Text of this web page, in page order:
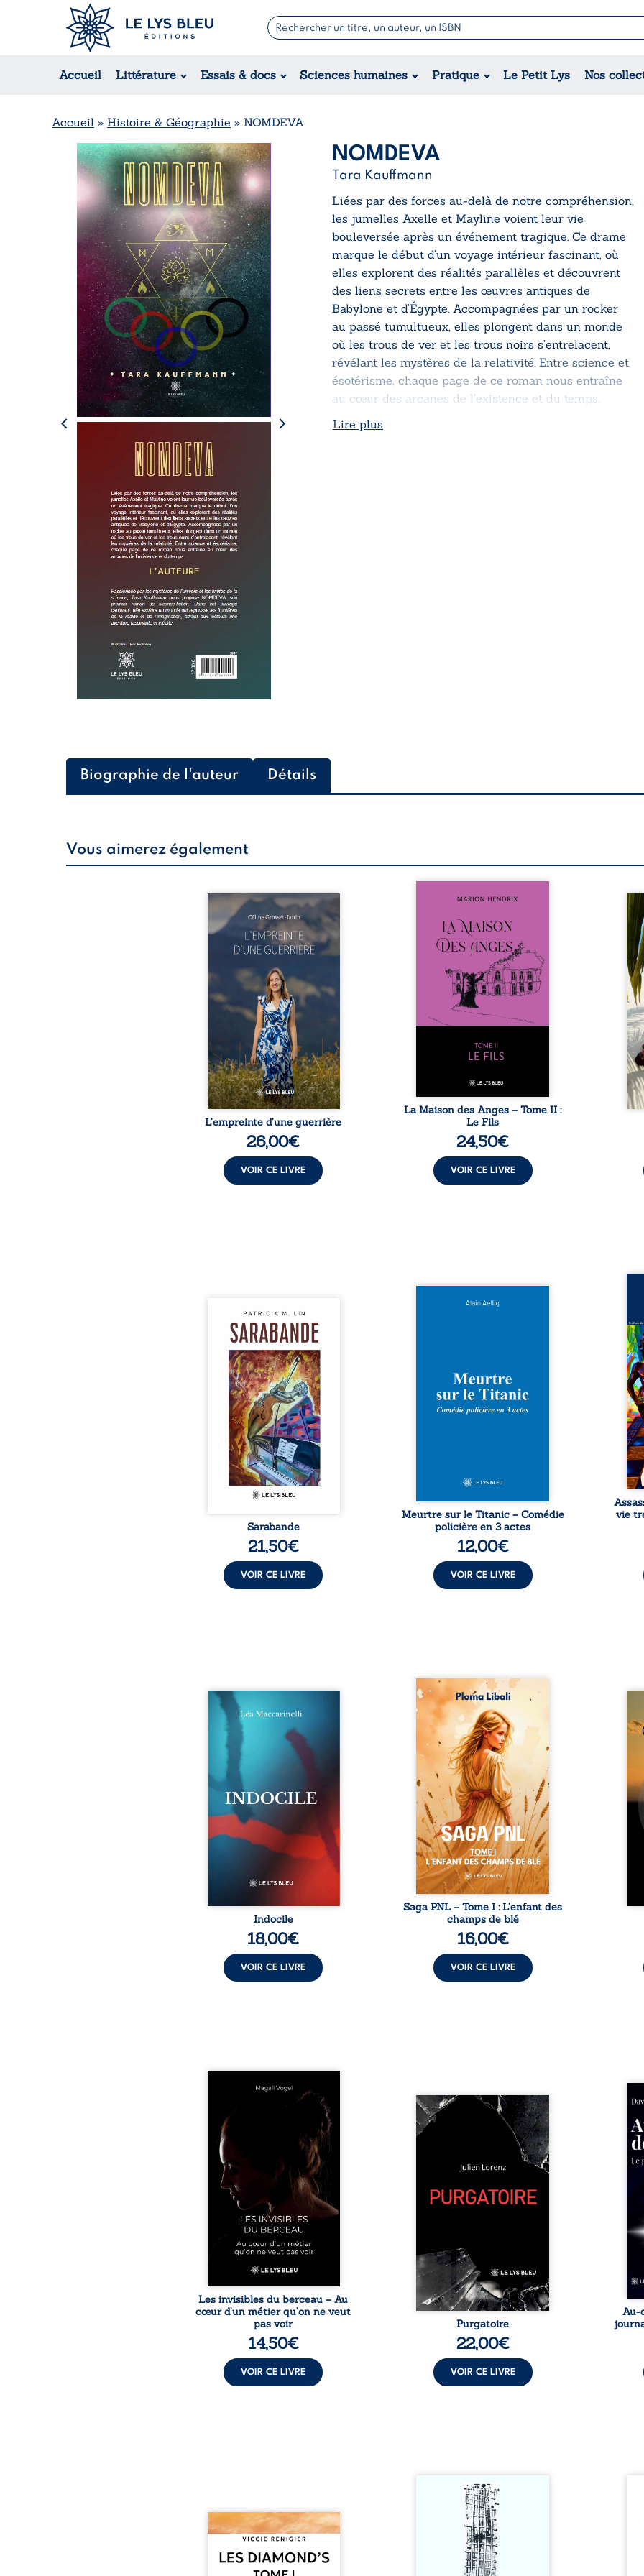
Accueil Littérature Essais & docs Sciences humaines Pratique Le Petit Lys Nos
Romans
Suspense / Thriller / Policier
Romance
Jeunesse
Théâtre
Accueil » Histoire & Géographie » NOMDEVA
NOMDEVA
Tara Kauffmann
Liées par des forces au-delà de notre compréhension,
les jumelles Axelle et Mayline voient leur vie
bouleversée après un événement tragique. Ce drame
marque le début d’un voyage intérieur fascinant, où
elles explorent des réalités parallèles et découvrent
des liens secrets entre les œuvres antiques de
Babylone et d’Égypte. Accompagnées par un rocker
au passé tumultueux, elles plongent dans un monde
où les trous de ver et les trous noirs s’entrelacent,
révélant les mystères de la relativité. Entre science et
ésotérisme, chaque page de ce roman nous entraîne
au cœur des arcanes de l’existence et du temps.
Lire plus
Biographie de l'auteur Détails
Vous aimerez également
Que reste-t-il de l’enfance
lorsque la maladie impose ses
propres règles ? L’empreinte
d’une guerrière livre, sans
détour, le récit d’un quotidien
bouleversé par la maladie
chronique, l’errance médicale
et de longues hospitalisations.
L’auteure y raconte ce que les
dossiers médicaux taisent : la
peur, l’isolement, l’épuisement
et le sentiment de ne pas ...
L’empreinte d’une guerrière
26,00€
VOIR CE LIVRE
Nous sommes en 1979, soit 15
patriarche Anatole-Eustache.
La famille devra affronter non
seulement un inconnu qui rôde
autour du domaine et dont
Firmin, le fidèle majordome,
redoute les visites, le passé
encombrant d’Anatole-
Eustache, la malédiction
familiale, mais aussi la toute-
comment dompter cet enfant
avant qu’il ...
La Maison des Anges – Tome II :
Le Fils
24,50€
VOIR CE LIVRE
Au
eux,
Aux chants crépitants de l’été,
Sous le silence ouaté de la
neige en hiver, Au cours de
nuits pâles, Dans la clarté
bienveillante de la lune, Rêves,
pensées, révoltes et espoirs…
Des mots s’assemblent, colorés,
rebelles aux règles de la
poésie, mais chantant en
rythme. Ils forment une
sarabande, passionnée souvent,
Sarabande
21,50€
VOIR CE LIVRE
Et si le naufrage n’avait pas
les profondeurs de l’Atlantique.
Sept décennies plus tard, la
découverte de l’épave fait
resurgir un secret que l’on
Meurtre sur le Titanic – Comédie
policière en 3 actes
12,00€
VOIR CE LIVRE
La
de
qui
vie
Quatre parties. Quatre refus.
Quatre visages d’une existence
en friction. Entre les silences
qu’on ne déchiffre pas, les
amours qu’on dérange, les
corps qu’on administre et les
liens qu’on sabote, cet ouvrage
parle à celles et ceux qui
vivent trop fort, trop vrai, trop
tôt. Indocile est une traversée.
Une langue nue. Une
insurrection calme. Une
déclaration d’existence pour ...
Indocile
18,00€
VOIR CE LIVRE
Autrefois, les champs
d’Atlantis vibraient sous le
vent et les enfants couraient
dans les blés. Puis la couronne
plia le genou, livrant son
peuple à l’ombre d’Ivorny. À
Atove, Luwel aurait pu
disparaître dans les ruines de
son destin ; pourtant, sous les
pierres d’un temple oublié, des
rebelles lui tendirent la main.
Parmi eux, Atos, général sans
trône mais habité par ...
Saga PNL – Tome I : L’enfant des
champs de blé
16,00€
VOIR CE LIVRE
les
les
Qui prend soin de celles et
ceux auxquels nous confions
nos enfants ? Derrière la
douceur apparente des
maisons d’accueil se joue une
réalité que nul ne soupçonne :
rémunérations dérisoires,
solitude, épuisement,
responsabilités écrasantes… À
travers des témoignages
saisissants et sa propre
expérience, Magali Vogel lève
le voile sur les coulisses d’une ...
Les invisibles du berceau – Au
cœur d’un métier qu’on ne veut
pas voir
14,50€
VOIR CE LIVRE
Vingt années d’écriture, de
blessures, d’émotions et de
pensées se rencontrent dans
ce recueil profondément
intime. Entre nouvelles
autobiographiques, poèmes
philosophiques, chaque texte
ouvre une porte sur
être choisie au hasard, comme
une rencontre inattendue sur
le chemin de la vie. ...
Purgatoire
22,00€
VOIR CE LIVRE
Né
ses
prix
les
Au-
Revenge est à la tête des
Diamond’s, un clan de motards
aussi réputé et respecté que
redouté dans tout le pays. Rien
Sommes-nous vraiment libres
si chacun de nos actes s’inscrit
dans une chaîne de causes ? À
travers une confrontation
entre les pensées d’Emmanuel
Kant et de Donald Davidson,
cet essai explore les liens entre
Je